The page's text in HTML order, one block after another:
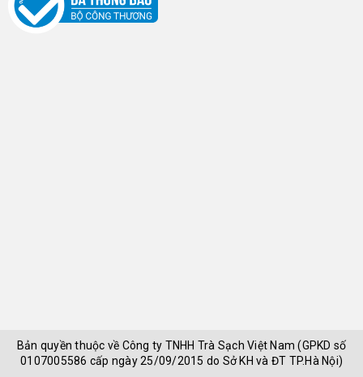
Bản quyền thuộc về Công ty TNHH Trà Sạch Việt Nam (GPKD số
0107005586 cấp ngày 25/09/2015 do Sở KH và ĐT TP.Hà Nội)